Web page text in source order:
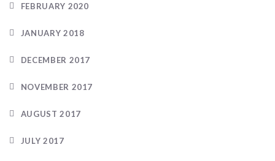
FEBRUARY 2020
JANUARY 2018
DECEMBER 2017
NOVEMBER 2017
AUGUST 2017
JULY 2017